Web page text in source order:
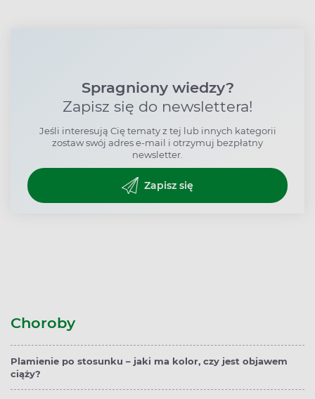
Spragniony wiedzy?
Zapisz się do newslettera!
Jeśli interesują Cię tematy z tej lub innych kategorii
zostaw swój adres e-mail i otrzymuj bezpłatny
newsletter.
Zapisz się
Choroby
Plamienie po stosunku – jaki ma kolor, czy jest objawem
ciąży?